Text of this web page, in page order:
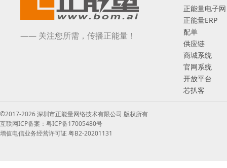
—— 关注您所需，传播正能量！
正能量电子网
正能量ERP
配单
供应链
商城系统
官网系统
开放平台
芯扒客
©2017-2026 深圳市正能量网络技术有限公司 版权所有
互联网ICP备案：粤ICP备17005480号
增值电信业务经营许可证 粤B2-20201131